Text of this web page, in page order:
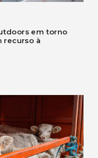
em torno
recurso à